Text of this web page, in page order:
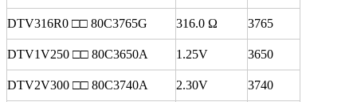
DTV316R0 □□ 80C3765G 316.0 Ω 3765
DTV1V250 □□ 80C3650A 1.25V 3650
DTV2V300 □□ 80C3740A 2.30V 3740